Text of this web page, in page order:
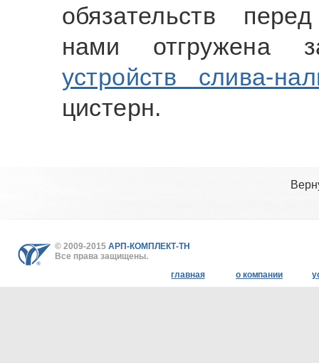
обязательств
нами отгружена
устройств слива-
цистерн.
© 2009-2015 АРП-КОМПЛЕКТ-ТН
Все права защищены.
главная
о компании